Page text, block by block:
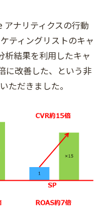
ナリティクスの行動
ティングリストのキャ
析結果を利用したキャ
に改善した、という非
ただきました。